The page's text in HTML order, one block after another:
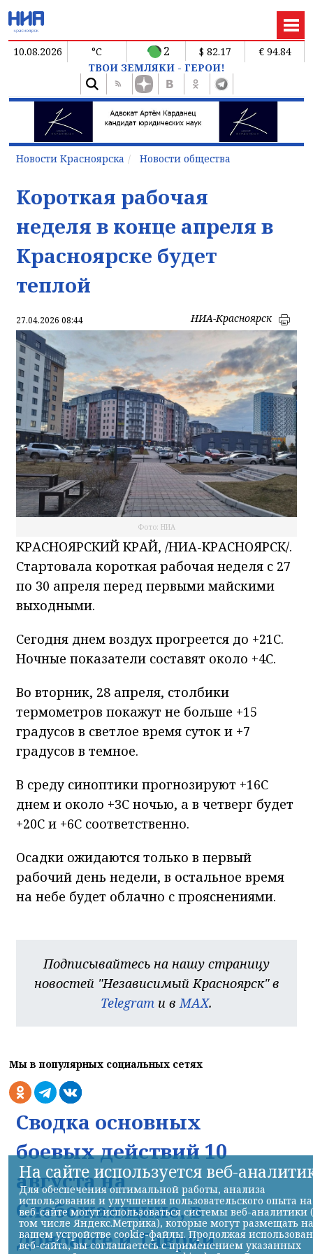
10.08.2026 °C 2 $ 82.17
€ 94.84
ТВОИ ЗЕМЛЯКИ - ГЕРОИ!
Новости Красноярска Новости общества
Короткая рабочая
неделя в конце апреля в
Красноярске будет
теплой
27.04.2026 08:44 НИА-Красноярск
Фото: НИА
КРАСНОЯРСКИЙ КРАЙ, /НИА-КРАСНОЯРСК/.
Стартовала короткая рабочая неделя с 27
по 30 апреля перед первыми майскими
выходными.
Сегодня днем воздух прогреется до +21С.
Ночные показатели составят около +4С.
Во вторник, 28 апреля, столбики
термометров покажут не больше +15
градусов в светлое время суток и +7
градусов в темное.
В среду синоптики прогнозируют +16С
днем и около +3С ночью, а в четверг будет
+20С и +6С соответственно.
Осадки ожидаются только в первый
рабочий день недели, в остальное время
на небе будет облачно с прояснениями.
Подписывайтесь на нашу страницу
новостей "Независимый Красноярск" в
Telegram и в MAX.
Мы в популярных социальных сетях
Сводка основных
боевых действий 10
августа на
Слобожанщине, в
Донбассе и Таврии
На сайте используется веб-
Для обеспечения оптимальной работы, анализа
использования и улучшения пользовательского опыта на
веб-сайте могут использоваться системы веб-аналитики
том числе Яндекс.Метрика), которые могут размещать на
вашем устройстве cookie-файлы. Продолжая
веб-сайта, вы соглашаетесь с применением указанных